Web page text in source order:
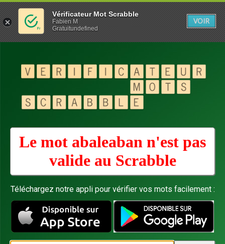
Le mot abaleaban n'est pas
valide au Scrabble
Téléchargez notre appli pour vérifier vos mots facilement :
Vérificateur Mot Scrabble
Fabien M
Gratuitundefined
VOIR